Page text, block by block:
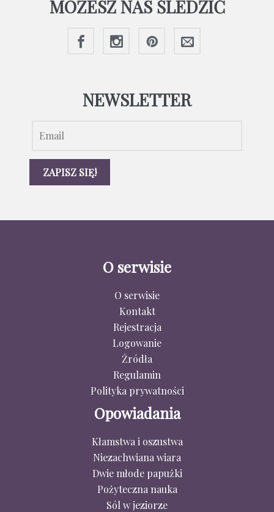
MOŻESZ NAS ŚLEDZIĆ
NEWSLETTER
O serwisie
O serwisie
Kontakt
Rejestracja
Logowanie
Źródła
Regulamin
Polityka prywatności
Opowiadania
Kłamstwa i oszustwa
Niezachwiana wiara
Dwie młode papużki
Pożyteczna nauka
Sól w jeziorze